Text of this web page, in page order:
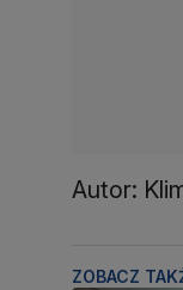
Autor:
ZOBACZ